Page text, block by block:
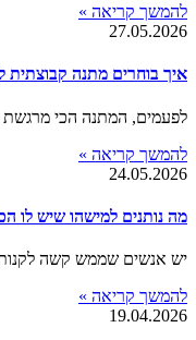
להמשך קריאה »
27.05.2026
איך בוחרים מתנה קבוצתית
לפעמים, המתנה הכי
להמשך קריאה »
24.05.2026
מה נותנים למישהו שיש לו
יש אנשים שממש קשה
להמשך קריאה »
19.04.2026